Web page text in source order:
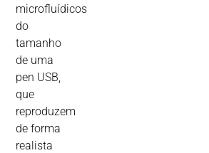
microfluídicos
do
tamanho
de uma
pen USB,
que
reproduzem
de forma
realista